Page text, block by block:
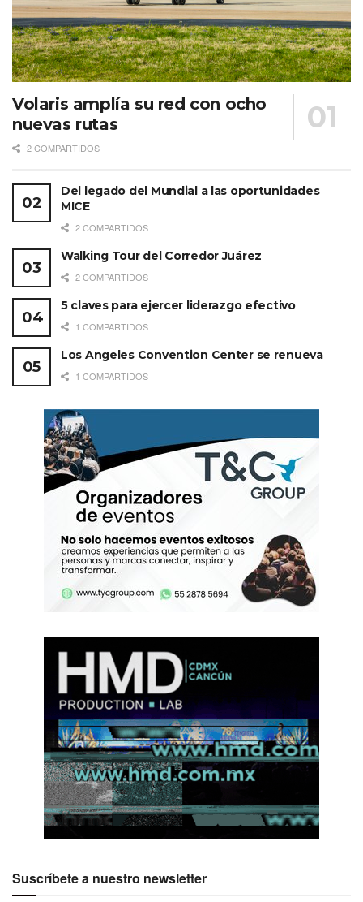
Volaris amplía su red con ocho
nuevas rutas
2 COMPARTIDOS
Del legado del Mundial a las oportunidades
MICE
2 COMPARTIDOS
Walking Tour del Corredor Juárez
2 COMPARTIDOS
5 claves para ejercer liderazgo efectivo
1 COMPARTIDOS
Los Angeles Convention Center se renueva
1 COMPARTIDOS
Suscríbete a nuestro newsletter